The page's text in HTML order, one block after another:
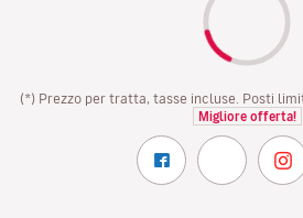
(*) Prezzo per tratta, tasse incluse. Posti
Migliore offerta!